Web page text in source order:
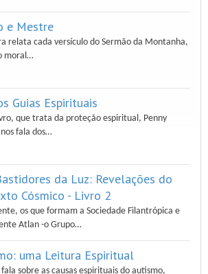
e Mestre
relata cada versículo do Sermão da Montanha,
moral…
Guias Espirituais
que trata da proteção espiritual, Penny
fala dos…
da Luz: Revelações do
Cósmico - Livro 2
os que formam a Sociedade Filantrópica e
Atlan -o Grupo…
uma Leitura Espiritual
sobre as causas espirituais do autismo,